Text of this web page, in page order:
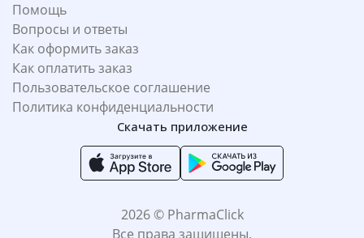
Помощь
Вопросы и ответы
Как оформить заказ
Как оплатить заказ
Пользовательское соглашение
Политика конфиденциальности
Скачать приложение
2026 © PharmaClick
Все права защищены.